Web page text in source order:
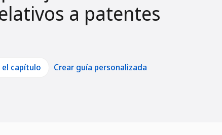
a patentes
el capítulo Crear guía personalizada